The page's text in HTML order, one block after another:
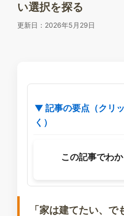
い選択を探る
更新日： 2026年5月29日
▼ 記事の要点（クリ
く）
この記事でわ
「家は建てたい、